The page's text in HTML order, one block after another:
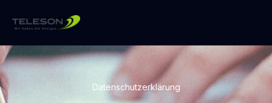
Datenschutzerklärung